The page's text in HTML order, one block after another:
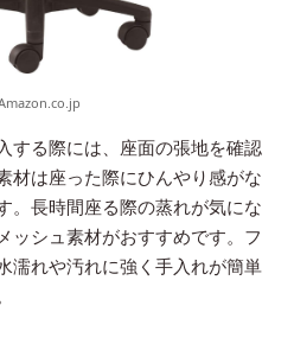
する際には、座面の張地を確認
材は座った際にひんやり感がな
。長時間座る際の蒸れが気にな
ッシュ素材がおすすめです。フ
濡れや汚れに強く手入れが簡単